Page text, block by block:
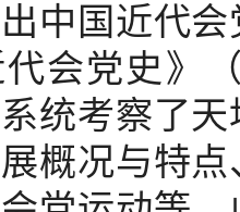
中国近代
代会党史》
统考察了
概况与特